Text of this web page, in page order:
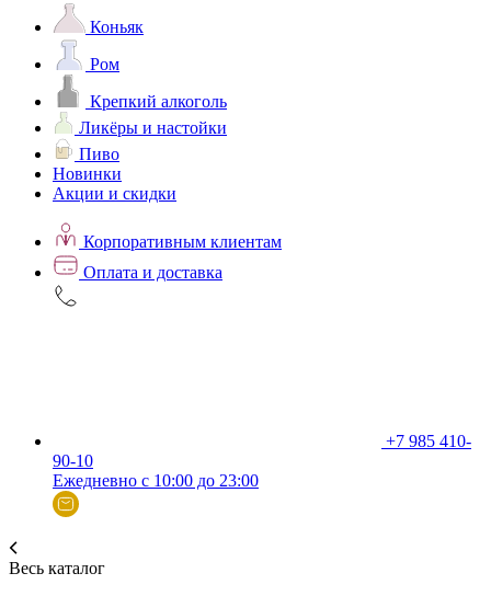
Коньяк
Ром
Крепкий алкоголь
Ликёры и настойки
Пиво
Новинки
Акции и скидки
Корпоративным клиентам
Оплата и доставка
+7 985 410-
90-10
Ежедневно с 10:00 до 23:00
Весь каталог